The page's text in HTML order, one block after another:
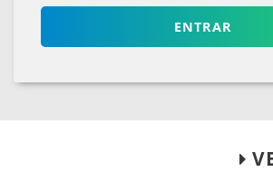
ENTRAR